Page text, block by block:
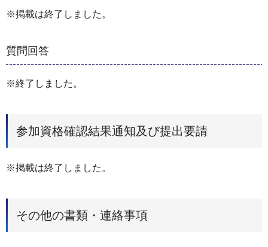
※掲載は終了しました。
質問回答
※終了しました。
参加資格確認結果通知及び提出要請
※掲載は終了しました。
その他の書類・連絡事項